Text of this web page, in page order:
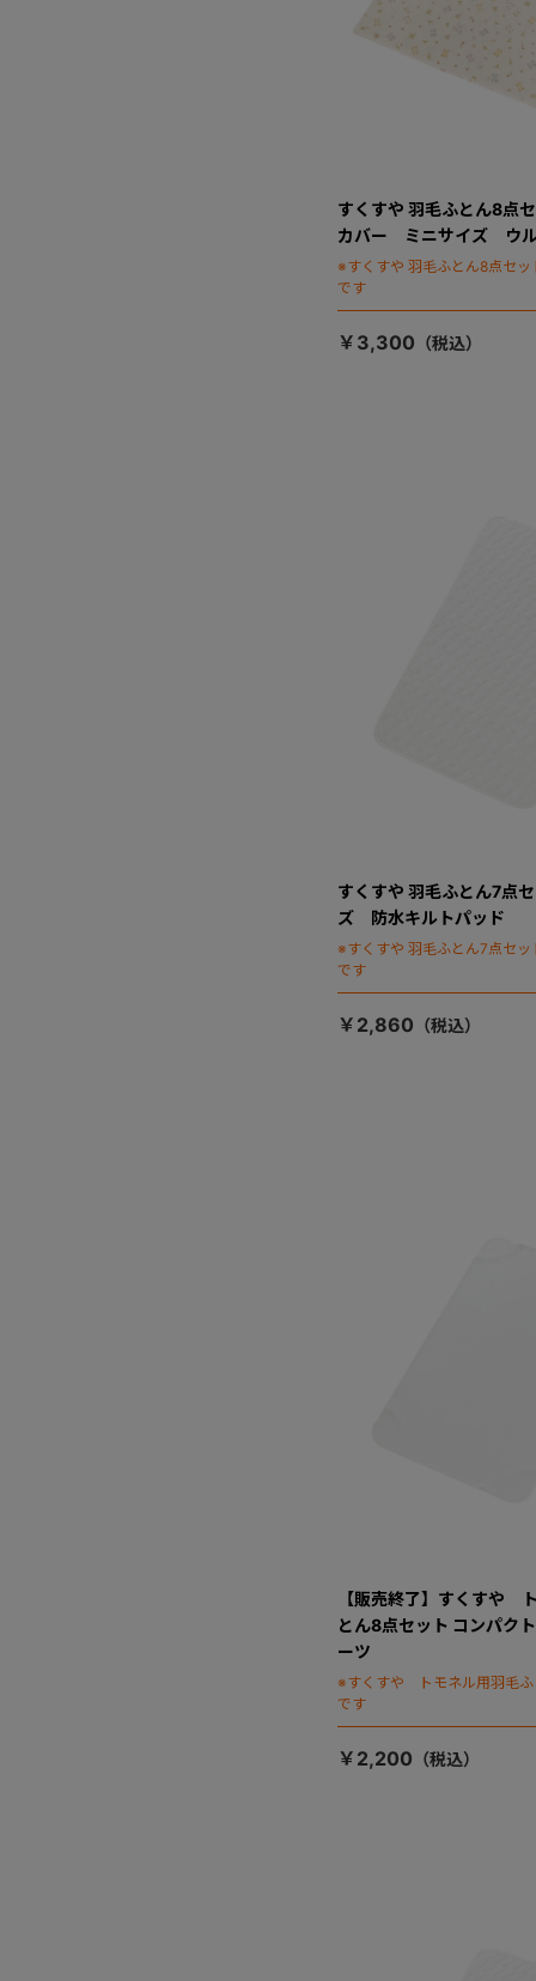
すくすや 羽毛ふとん8点
カバー ミニサイズ ウル
※すくすや 羽毛ふとん8点セ
です
￥3,300
すくすや 羽毛ふとん7点
ズ 防水キルトパッド
※すくすや 羽毛ふとん7点セ
です
￥2,860
【販売終了】すくすや
とん8点セット コンパク
ーツ
※すくすや トモネル用羽毛ふ
です
￥2,200